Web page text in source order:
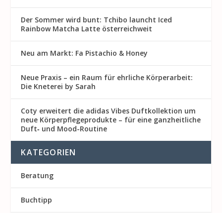
Der Sommer wird bunt: Tchibo launcht Iced
Rainbow Matcha Latte österreichweit
Neu am Markt: Fa Pistachio & Honey
Neue Praxis – ein Raum für ehrliche Körperarbeit:
Die Kneterei by Sarah
Coty erweitert die adidas Vibes Duftkollektion um
neue Körperpflegeprodukte – für eine ganzheitliche
Duft‑ und Mood-Routine
KATEGORIEN
Beratung
Buchtipp